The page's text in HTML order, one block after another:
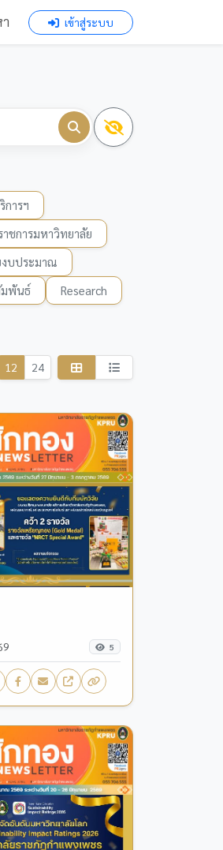
เข้าสู่ระบบ
ารฯ
ชการมหาวิทยาลัย
งบประมาณ
มพันธ์
Research
12 24
5